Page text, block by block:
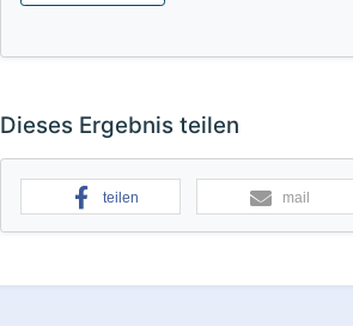
Dieses Ergebnis teilen
teilen mail